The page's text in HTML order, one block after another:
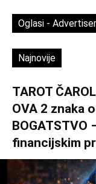
Oglasi -
Najnovije
TAROT
OVA 2 znaka
BOGATSTVO
financijskim